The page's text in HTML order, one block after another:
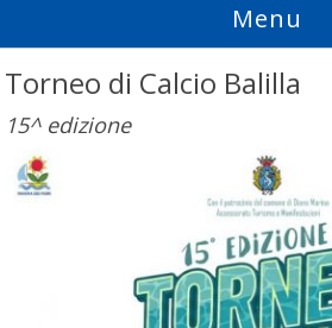
Menu
Torneo di Calcio Balilla
15^ edizione